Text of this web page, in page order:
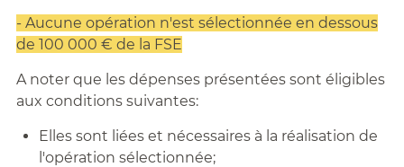
- Aucune opération n'est sélectionnée en dessous
de 100 000 € de la FSE
A noter que les dépenses présentées sont éligibles
aux conditions suivantes:
Elles sont liées et nécessaires à la réalisation de
l'opération sélectionnée;